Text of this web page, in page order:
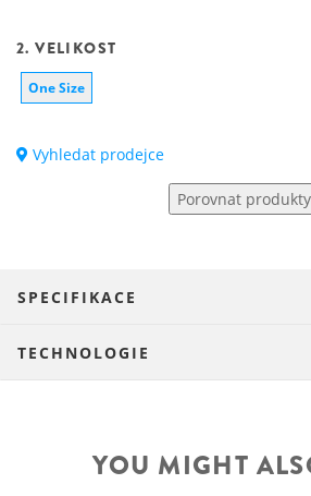
2. VELIKOST
One Size
Vyhledat prodejce
Porovnat produkty
SPECIFIKACE
TECHNOLOGIE
YOU MIGHT